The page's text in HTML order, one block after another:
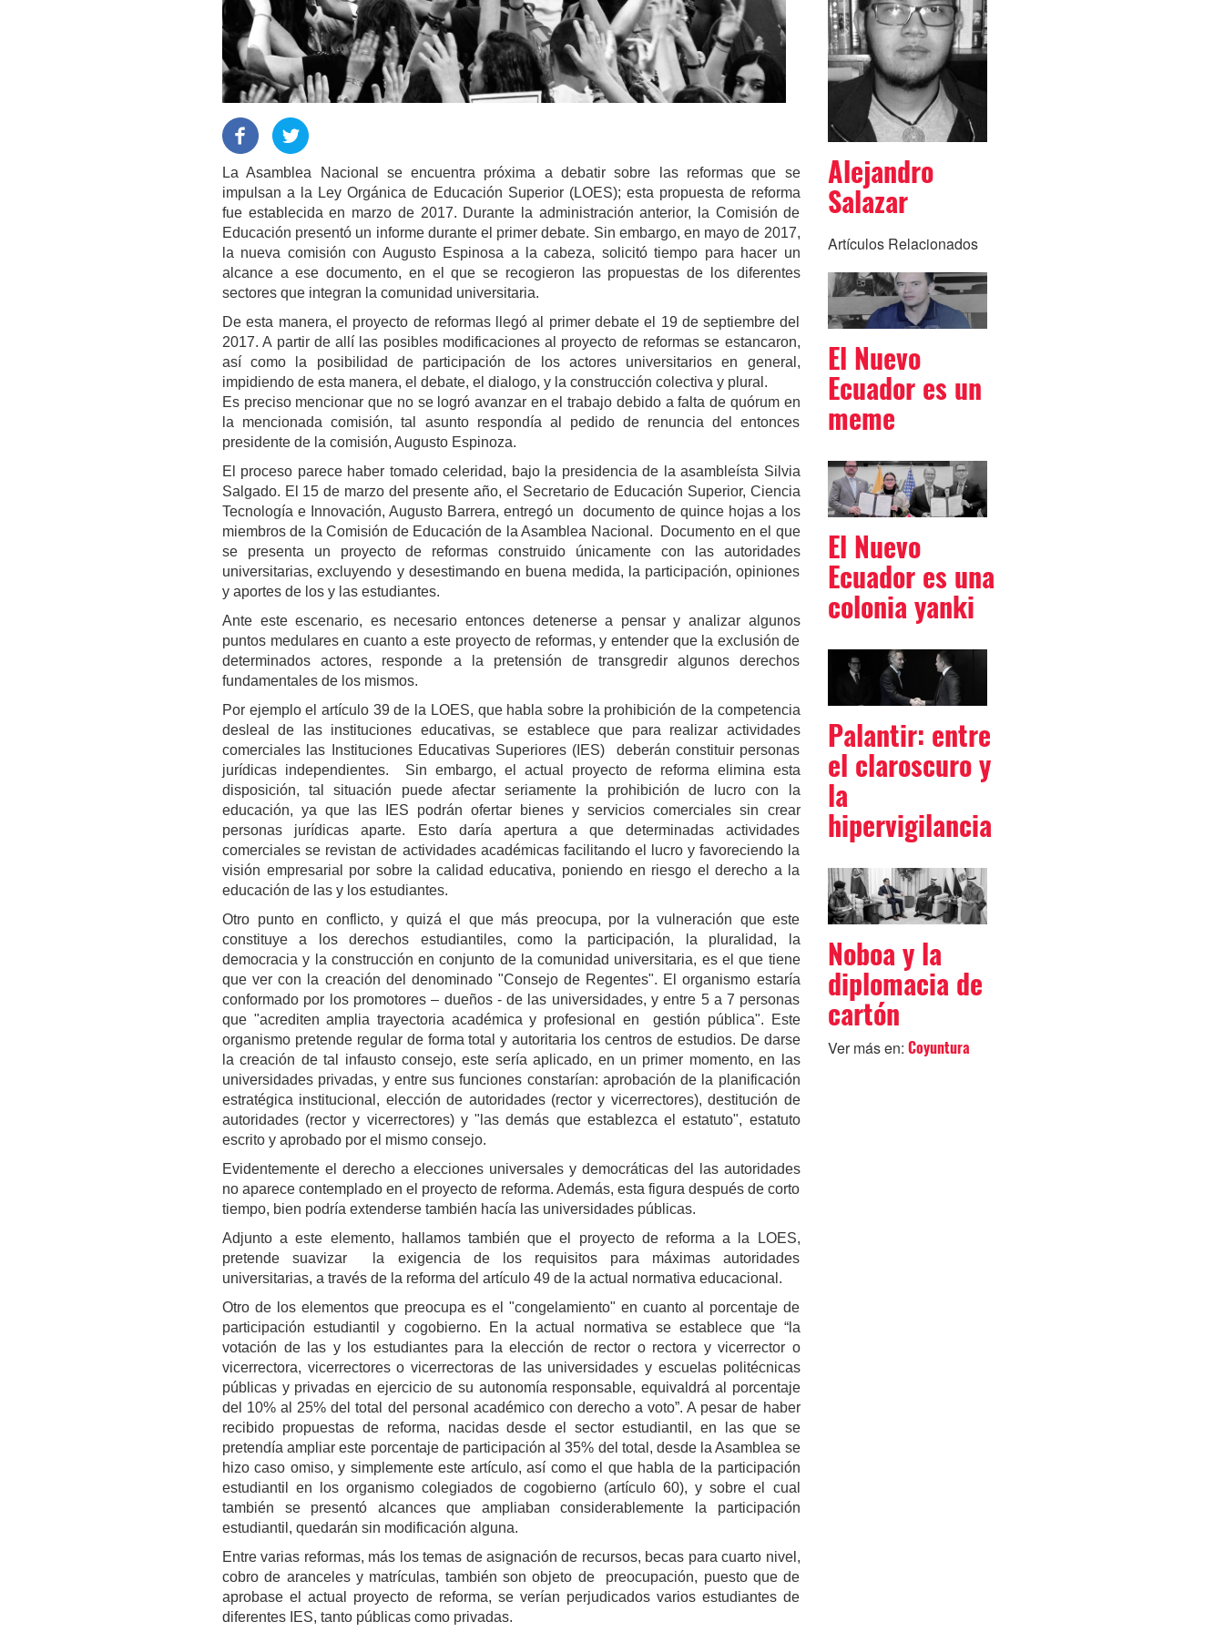
La Asamblea Nacional se encuentra próxima a debatir sobre las reformas que se
impulsan a la Ley Orgánica de Educación Superior (LOES); esta propuesta de reforma
fue establecida en marzo de 2017. Durante la administración anterior, la Comisión de
Educación presentó un informe durante el primer debate. Sin embargo, en mayo de 2017,
la nueva comisión con Augusto Espinosa a la cabeza, solicitó tiempo para hacer un
alcance a ese documento, en el que se recogieron las propuestas de los diferentes
sectores que integran la comunidad universitaria.
De esta manera, el proyecto de reformas llegó al primer debate el 19 de septiembre del
2017. A partir de allí las posibles modificaciones al proyecto de reformas se estancaron,
así como la posibilidad de participación de los actores universitarios en general,
impidiendo de esta manera, el debate, el dialogo, y la construcción colectiva y plural.
Es preciso mencionar que no se logró avanzar en el trabajo debido a falta de quórum en
la mencionada comisión, tal asunto respondía al pedido de renuncia del entonces
presidente de la comisión, Augusto Espinoza.
El proceso parece haber tomado celeridad, bajo la presidencia de la asambleísta Silvia
Salgado. El 15 de marzo del presente año, el Secretario de Educación Superior, Ciencia
Tecnología e Innovación, Augusto Barrera, entregó un documento de quince hojas a los
miembros de la Comisión de Educación de la Asamblea Nacional. Documento en el que
se presenta un proyecto de reformas construido únicamente con las autoridades
universitarias, excluyendo y desestimando en buena medida, la participación, opiniones
y aportes de los y las estudiantes.
Ante este escenario, es necesario entonces detenerse a pensar y analizar algunos
puntos medulares en cuanto a este proyecto de reformas, y entender que la exclusión de
determinados actores, responde a la pretensión de transgredir algunos derechos
fundamentales de los mismos.
Por ejemplo el artículo 39 de la LOES, que habla sobre la prohibición de la competencia
desleal de las instituciones educativas, se establece que para realizar actividades
comerciales las Instituciones Educativas Superiores (IES) deberán constituir personas
jurídicas independientes. Sin embargo, el actual proyecto de reforma elimina esta
disposición, tal situación puede afectar seriamente la prohibición de lucro con la
educación, ya que las IES podrán ofertar bienes y servicios comerciales sin crear
personas jurídicas aparte. Esto daría apertura a que determinadas actividades
comerciales se revistan de actividades académicas facilitando el lucro y favoreciendo la
visión empresarial por sobre la calidad educativa, poniendo en riesgo el derecho a la
educación de las y los estudiantes.
Otro punto en conflicto, y quizá el que más preocupa, por la vulneración que este
constituye a los derechos estudiantiles, como la participación, la pluralidad, la
democracia y la construcción en conjunto de la comunidad universitaria, es el que tiene
que ver con la creación del denominado "Consejo de Regentes". El organismo estaría
conformado por los promotores – dueños - de las universidades, y entre 5 a 7 personas
que "acrediten amplia trayectoria académica y profesional en gestión pública". Este
organismo pretende regular de forma total y autoritaria los centros de estudios. De darse
la creación de tal infausto consejo, este sería aplicado, en un primer momento, en las
universidades privadas, y entre sus funciones constarían: aprobación de la planificación
estratégica institucional, elección de autoridades (rector y vicerrectores), destitución de
autoridades (rector y vicerrectores) y "las demás que establezca el estatuto", estatuto
escrito y aprobado por el mismo consejo.
Evidentemente el derecho a elecciones universales y democráticas del las autoridades
no aparece contemplado en el proyecto de reforma. Además, esta figura después de corto
tiempo, bien podría extenderse también hacía las universidades públicas.
Adjunto a este elemento, hallamos también que el proyecto de reforma a la LOES,
pretende suavizar la exigencia de los requisitos para máximas autoridades
universitarias, a través de la reforma del artículo 49 de la actual normativa educacional.
Otro de los elementos que preocupa es el "congelamiento" en cuanto al porcentaje de
participación estudiantil y cogobierno. En la actual normativa se establece que “la
votación de las y los estudiantes para la elección de rector o rectora y vicerrector o
vicerrectora, vicerrectores o vicerrectoras de las universidades y escuelas politécnicas
públicas y privadas en ejercicio de su autonomía responsable, equivaldrá al porcentaje
del 10% al 25% del total del personal académico con derecho a voto”. A pesar de haber
recibido propuestas de reforma, nacidas desde el sector estudiantil, en las que se
pretendía ampliar este porcentaje de participación al 35% del total, desde la Asamblea se
hizo caso omiso, y simplemente este artículo, así como el que habla de la participación
estudiantil en los organismo colegiados de cogobierno (artículo 60), y sobre el cual
también se presentó alcances que ampliaban considerablemente la participación
estudiantil, quedarán sin modificación alguna.
Entre varias reformas, más los temas de asignación de recursos, becas para cuarto nivel,
cobro de aranceles y matrículas, también son objeto de preocupación, puesto que de
aprobase el actual proyecto de reforma, se verían perjudicados varios estudiantes de
diferentes IES, tanto públicas como privadas.
Alejandro
Salazar
Artículos Relacionados
El Nuevo
Ecuador es un
meme
El Nuevo
Ecuador es una
colonia yanki
Palantir: entre
el claroscuro y
la
hipervigilancia
Noboa y la
diplomacia de
cartón
Ver más en: Coyuntura